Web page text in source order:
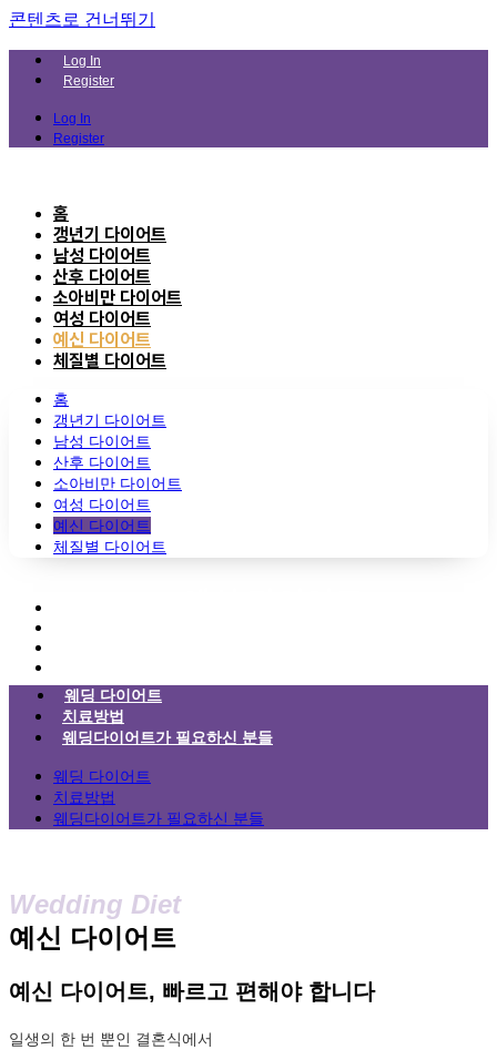
콘텐츠로 건너뛰기
Log In
Register
Log In
Register
홈
갱년기 다이어트
남성 다이어트
산후 다이어트
소아비만 다이어트
여성 다이어트
예신 다이어트
체질별 다이어트
홈
갱년기 다이어트
남성 다이어트
산후 다이어트
소아비만 다이어트
여성 다이어트
예신 다이어트
체질별 다이어트
웨딩 다이어트
치료방법
웨딩다이어트가 필요하신 분들
웨딩 다이어트
치료방법
웨딩다이어트가 필요하신 분들
Wedding Diet
예신 다이어트
예신 다이어트, 빠르고 편해야 합니다
일생의 한 번 뿐인 결혼식에서